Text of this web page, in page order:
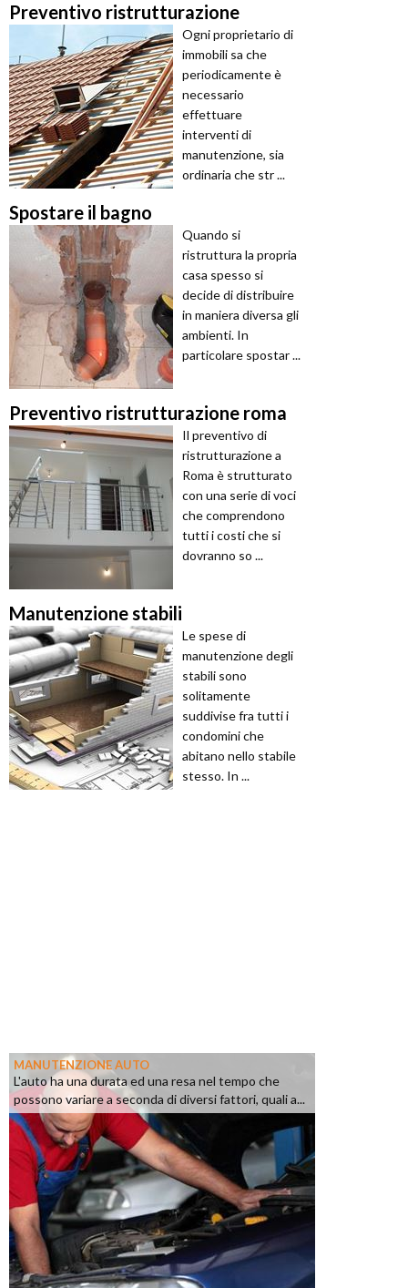
Preventivo ristrutturazione
Ogni proprietario di
immobili sa che
periodicamente è
necessario
effettuare
interventi di
manutenzione, sia
ordinaria che str ...
Spostare il bagno
Quando si
ristruttura la propria
casa spesso si
decide di distribuire
in maniera diversa gli
ambienti. In
particolare spostar ...
Preventivo ristrutturazione roma
Il preventivo di
ristrutturazione a
Roma è strutturato
con una serie di voci
che comprendono
tutti i costi che si
dovranno so ...
Manutenzione stabili
Le spese di
manutenzione degli
stabili sono
solitamente
suddivise fra tutti i
condomini che
abitano nello stabile
stesso. In ...
MANUTENZIONE AUTO
L'auto ha una durata ed una resa nel tempo che
possono variare a seconda di diversi fattori, quali a...